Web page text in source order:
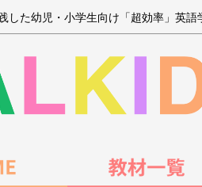
した幼児・小学生向け「超効率」英語